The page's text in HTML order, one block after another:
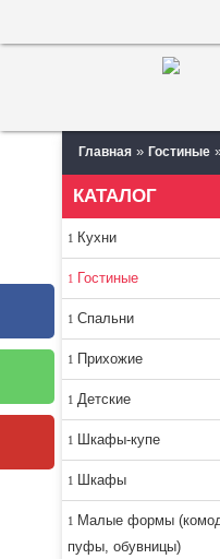
Главная » Гостиные
КАТАЛОГ
Кухни
Гостиные
Спальни
Прихожие
Детские
Шкафы-купе
Шкафы
Малые формы
пуфы, обувницы)